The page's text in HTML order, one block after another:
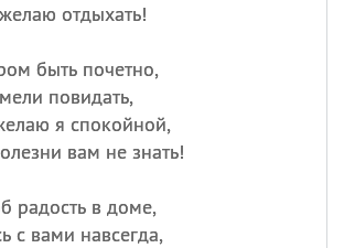
отдыхать!
быть почетно,
повидать,
я спокойной,
вам не знать!
радость в доме,
с вами навсегда,